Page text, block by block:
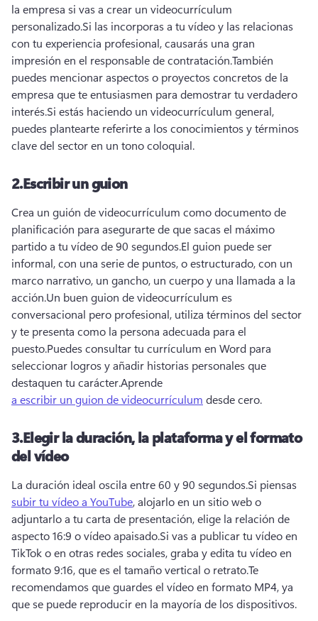
la empresa si vas a crear un videocurrículum
personalizado.Si las incorporas a tu vídeo y las relacionas
con tu experiencia profesional, causarás una gran
impresión en el responsable de contratación.También
puedes mencionar aspectos o proyectos concretos de la
empresa que te entusiasmen para demostrar tu verdadero
interés.Si estás haciendo un videocurrículum general,
puedes plantearte referirte a los conocimientos y términos
clave del sector en un tono coloquial.
2.Escribir un guion
Crea un guión de videocurrículum como documento de
planificación para asegurarte de que sacas el máximo
partido a tu vídeo de 90 segundos.El guion puede ser
informal, con una serie de puntos, o estructurado, con un
marco narrativo, un gancho, un cuerpo y una llamada a la
acción.Un buen guion de videocurrículum es
conversacional pero profesional, utiliza términos del sector
y te presenta como la persona adecuada para el
puesto.Puedes consultar tu currículum en Word para
seleccionar logros y añadir historias personales que
destaquen tu carácter.Aprende
a escribir un guion de videocurrículum desde cero.
3.Elegir la duración, la plataforma y el formato
del vídeo
La duración ideal oscila entre 60 y 90 segundos.Si piensas
subir tu vídeo a YouTube, alojarlo en un sitio web o
adjuntarlo a tu carta de presentación, elige la relación de
aspecto 16:9 o vídeo apaisado.Si vas a publicar tu vídeo en
TikTok o en otras redes sociales, graba y edita tu vídeo en
formato 9:16, que es el tamaño vertical o retrato.Te
recomendamos que guardes el vídeo en formato MP4, ya
que se puede reproducir en la mayoría de los dispositivos.